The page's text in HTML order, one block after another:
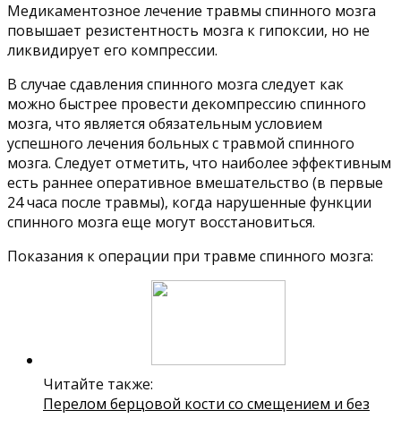
Медикаментозное лечение травмы спинного мозга
повышает резистентность мозга к гипоксии, но не
ликвидирует его компрессии.
В случае сдавления спинного мозга следует как
можно быстрее провести декомпрессию спинного
мозга, что является обязательным условием
успешного лечения больных с травмой спинного
мозга. Следует отметить, что наиболее эффективным
есть раннее оперативное вмешательство (в первые
24 часа после травмы), когда нарушенные функции
спинного мозга еще могут восстановиться.
Показания к операции при травме спинного мозга:
Читайте также:
Перелом берцовой кости со смещением и без